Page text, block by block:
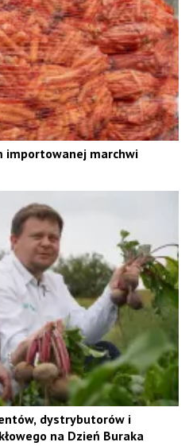
importowanej marchwi
dystrybutorów i
na Dzień Buraka